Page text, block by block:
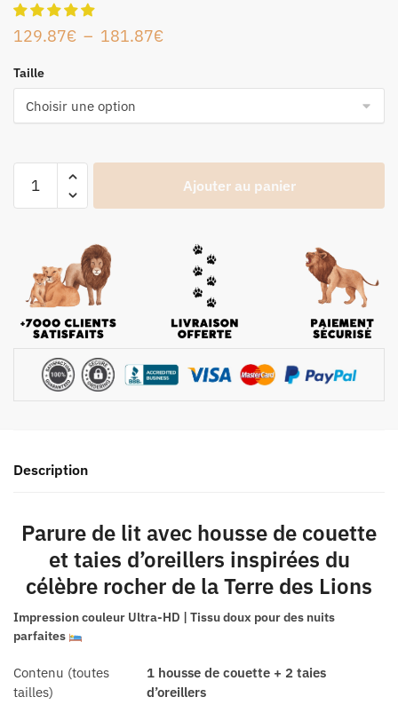
129.87€ – 181.87€
Taille
Ajouter au panier
Description
Parure de lit avec housse de couette
et taies d’oreillers inspirées du
célèbre rocher de la Terre des Lions
Impression couleur Ultra-HD | Tissu doux pour des nuits
parfaites
Contenu (toutes
tailles)
1 housse de couette + 2 taies
d’oreillers